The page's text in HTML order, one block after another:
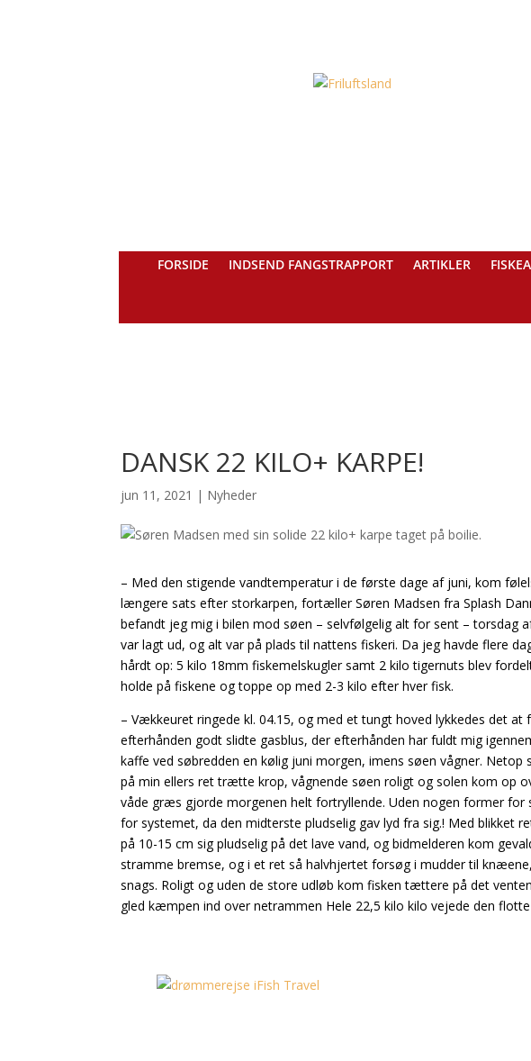
FORSIDE INDSEND FANGSTRAPPORT ARTIKLER
DANSK 22 KILO+ KARPE!
jun 11, 2021 | Nyheder
– Med den stigende vandtemperatur i de første dage af juni, kom
længere sats efter storkarpen, fortæller Søren Madsen fra Splash
befandt jeg mig i bilen mod søen – selvfølgelig alt for sent – torsdag
var lagt ud, og alt var på plads til nattens fiskeri. Da jeg havde flere
hårdt op: 5 kilo 18mm fiskemelskugler samt 2 kilo tigernuts blev
holde på fiskene og toppe op med 2-3 kilo efter hver fisk.
– Vækkeuret ringede kl. 04.15, og med et tungt hoved lykkedes det
efterhånden godt slidte gasblus, der efterhånden har fuldt mig
kaffe ved søbredden en kølig juni morgen, imens søen vågner.
på min ellers ret trætte krop, vågnende søen roligt og solen kom op
våde græs gjorde morgenen helt fortryllende. Uden nogen former
for systemet, da den midterste pludselig gav lyd fra sig.! Med blikket
på 10-15 cm sig pludselig på det lave vand, og bidmelderen kom
stramme bremse, og i et ret så halvhjertet forsøg i mudder til
snags. Roligt og uden de store udløb kom fisken tættere på det
gled kæmpen ind over netrammen Hele 22,5 kilo kilo vejede den